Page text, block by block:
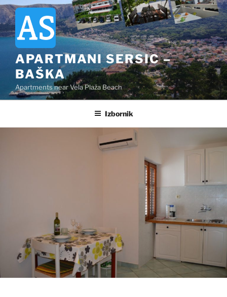
Preskoči
na
sadržaj
APARTMANI SERSIC –
BAŠKA
Apartments near Vela Plaža Beach
Izbornik